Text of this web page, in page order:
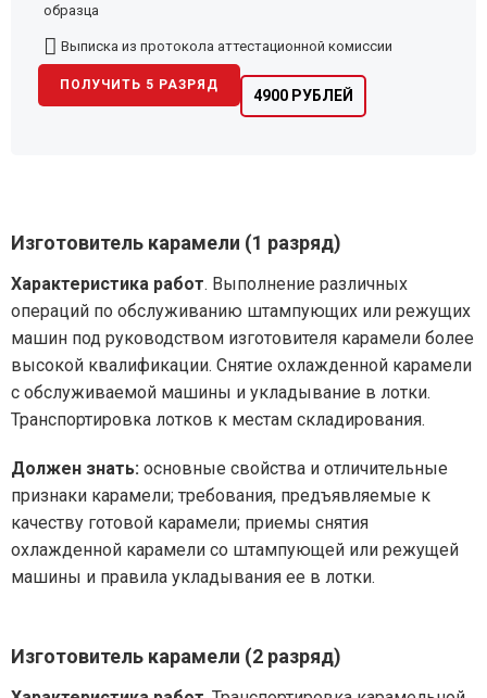
образца
Выписка из протокола аттестационной комиссии
4900 РУБЛЕЙ
ПОЛУЧИТЬ 5 РАЗРЯД
Изготовитель карамели (1 разряд)
Характеристика работ. Выполнение различных
операций по обслуживанию штампующих или режущих
машин под руководством изготовителя карамели более
высокой квалификации. Снятие охлажденной карамели
с обслуживаемой машины и укладывание в лотки.
Транспортировка лотков к местам складирования.
Должен знать: основные свойства и отличительные
признаки карамели; требования, предъявляемые к
качеству готовой карамели; приемы снятия
охлажденной карамели со штампующей или режущей
машины и правила укладывания ее в лотки.
Изготовитель карамели (2 разряд)